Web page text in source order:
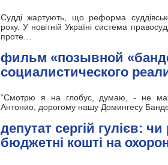
Судді жартують, що реформа
року. У новітній Україні система
проте…
фильм «позывной
социалистического
“Смотрю я на глобус, думаю, - не
Антонио, дорогому нашу Домингесу
депутат сергій гулієв:
бюджетні кошті на